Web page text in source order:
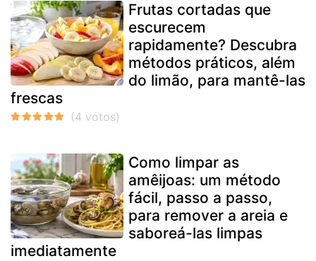
Frutas cortadas que
escurecem
rapidamente? Descubra
métodos práticos, além
do limão, para mantê-las
frescas
Como limpar as
amêijoas: um método
fácil, passo a passo,
para remover a areia e
saboreá-las limpas
imediatamente